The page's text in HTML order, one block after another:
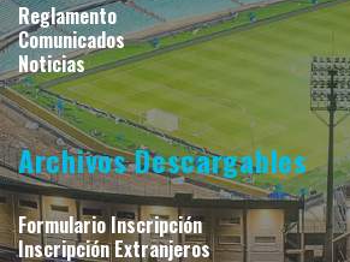
Reglamento
Comunicados
Noticias
Archivos Descargables
Formulario Inscripción
Inscripción Extranjeros